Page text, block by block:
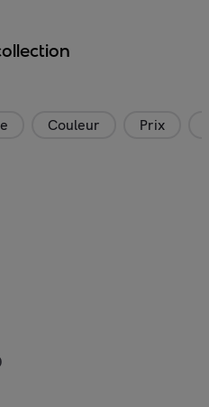
Couleur Prix